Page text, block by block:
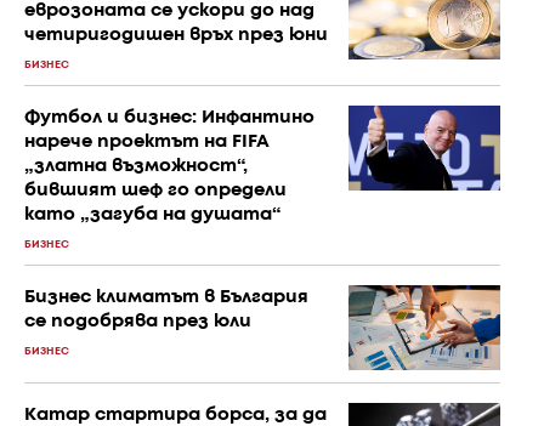
еврозоната се ускори до над
четиригодишен връх през юни
БИЗНЕС
Футбол и бизнес: Инфантино
нарече проектът на FIFA
„златна възможност“,
бившият шеф го определи
като „загуба на душата“
БИЗНЕС
Бизнес климатът в България
се подобрява през юли
БИЗНЕС
Катар стартира борса, за да